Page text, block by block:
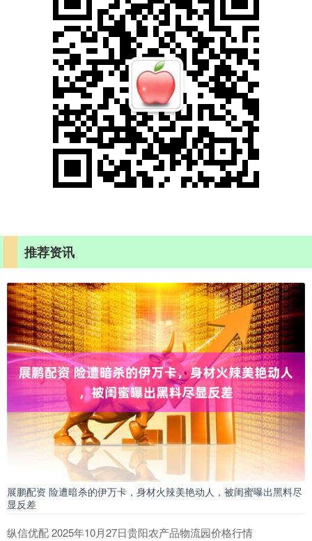
推荐资讯
展鹏配资 险遭暗杀的伊万卡，身材火辣美艳动人，被闺蜜曝出黑料尽
显反差
纵信优配 2025年10月27日贵阳农产品物流园价格行情